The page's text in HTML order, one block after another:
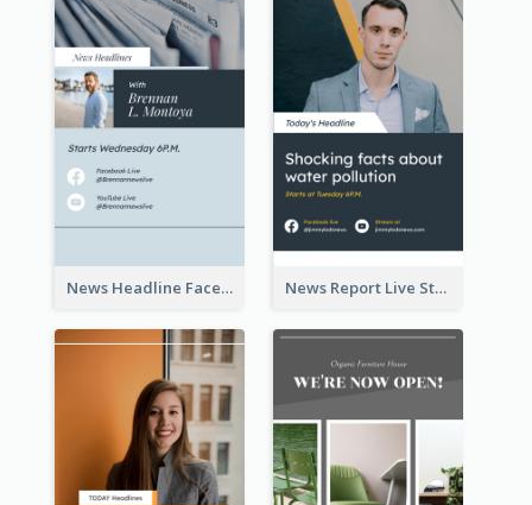
News Headline Facebook Streaming Instagram Story News Report Live Stream Instagram Story